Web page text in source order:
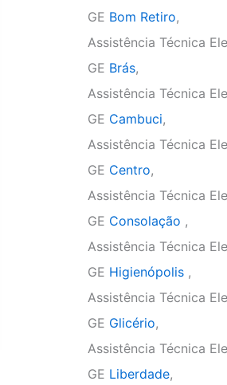
GE Bom Retiro,
Assistência Técnica
GE Brás,
Assistência Técnica
GE Cambuci,
Assistência Técnica
GE Centro,
Assistência Técnica
GE Consolação ,
Assistência Técnica
GE Higienópolis ,
Assistência Técnica
GE Glicério,
Assistência Técnica
GE Liberdade,